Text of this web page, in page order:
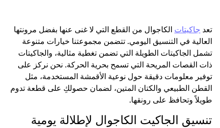
تعد جاكيتات الكاجوال من القطع التي لا غنى عنها بفضل مرونتها
العالية في التنسيق اليومي. تتضمن مجموعتنا خيارات متنوعة
تشمل الجاكيتات الطويلة التي تضمن تغطية مثالية، والجاكيتات
ذات القصات المريحة التي تسمح بحرية الحركة. نحن نركز على
توفير معلومات دقيقة حول نوعية الأقمشة المستخدمة، مثل
القطن الطبيعي والكتان المتين، لضمان حصولكِ على قطعة تدوم
طويلاً وتحافظ على رونقها.
تنسيق الجاكيت الكاجوال لإطلالة يومية